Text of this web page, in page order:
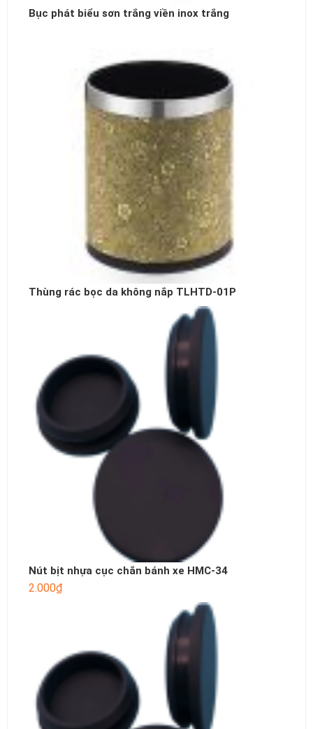
Bục phát biểu sơn trắng viền inox trắng
Thùng rác bọc da không nắp TLHTD-01P
Nút bịt nhựa cục chắn bánh xe HMC-34
2.000₫